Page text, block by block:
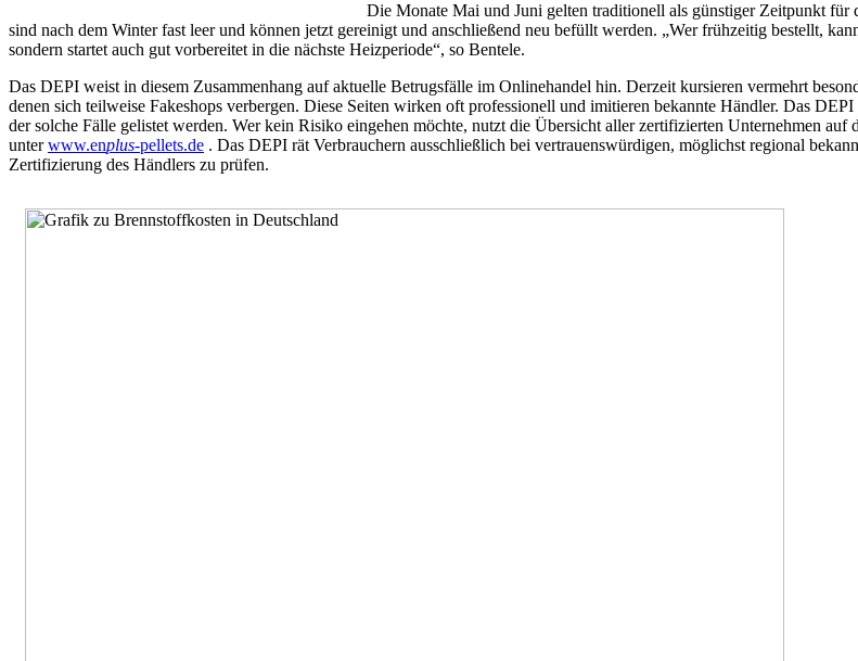
Die Monate Mai und Juni gelten traditionell als günstiger Zeitpunkt
sind nach dem Winter fast leer und können jetzt gereinigt und anschließend neu befüllt werden. „Wer frühzeitig bestellt,
sondern startet auch gut vorbereitet in die nächste Heizperiode“, so Bentele.
Das DEPI weist in diesem Zusammenhang auf aktuelle Betrugsfälle im Onlinehandel hin. Derzeit kursieren vermehrt
denen sich teilweise Fakeshops verbergen. Diese Seiten wirken oft professionell und imitieren bekannte Händler. Das
der solche Fälle gelistet werden. Wer kein Risiko eingehen möchte, nutzt die Übersicht aller zertifizierten Unternehmen auf
unter www.enplus-pellets.de . Das DEPI rät Verbrauchern ausschließlich bei vertrauenswürdigen, möglichst regional
Zertifizierung des Händlers zu prüfen.